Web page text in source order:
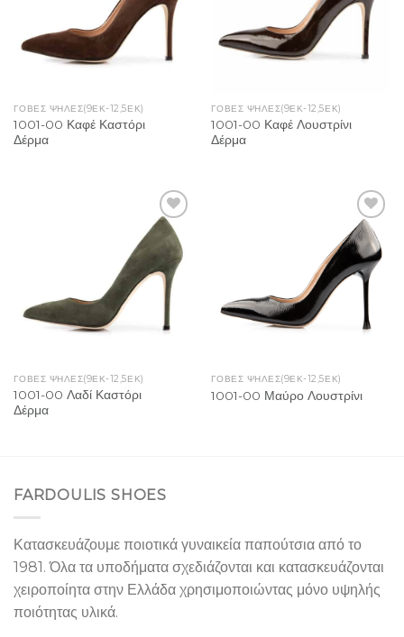
ΓΌΒΕΣ ΨΗΛΈΣ(9ΕΚ-12,5ΕΚ)
1001-00 Καφέ Καστόρι
Δέρμα
ΓΌΒΕΣ ΨΗΛΈΣ(9ΕΚ-12,5ΕΚ)
1001-00 Καφέ Λουστρίνι
Δέρμα
Add to
Wishlist
ΓΌΒΕΣ ΨΗΛΈΣ(9ΕΚ-12,5ΕΚ)
1001-00 Λαδί Καστόρι
Δέρμα
Add to
Wishlist
ΓΌΒΕΣ ΨΗΛΈΣ(9ΕΚ-12,5ΕΚ)
1001-00 Μαύρο Λουστρίνι
FARDOULIS SHOES
Κατασκευάζουμε ποιοτικά γυναικεία παπούτσια από το
1981. Όλα τα υποδήματα σχεδιάζονται και κατασκευάζονται
χειροποίητα στην Ελλάδα χρησιμοποιώντας μόνο υψηλής
ποιότητας υλικά.